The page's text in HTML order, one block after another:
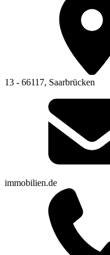
13 - 66117, Saarbrücken
immobilien.de